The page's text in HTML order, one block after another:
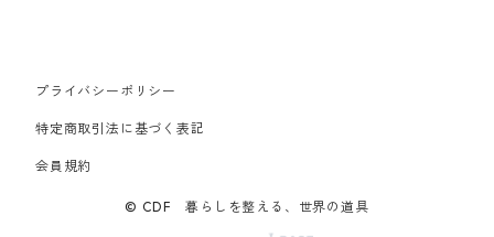
プライバシーポリシー
特定商取引法に基づく表記
会員規約
© CDF 暮らしを整える、世界の道具